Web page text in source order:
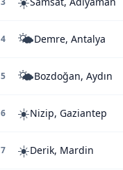
4 🌤️Demre, Antalya
5 🌤️Bozdoğan, Aydın
6 ☀️Nizip, Gaziantep
7 ☀️Derik, Mardin